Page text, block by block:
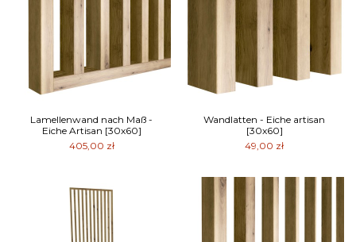
Lamellenwand nach Maß -
Eiche Artisan [30x60]
405,00 zł
Wandlatten - Eiche artisan
[30x60]
49,00 zł